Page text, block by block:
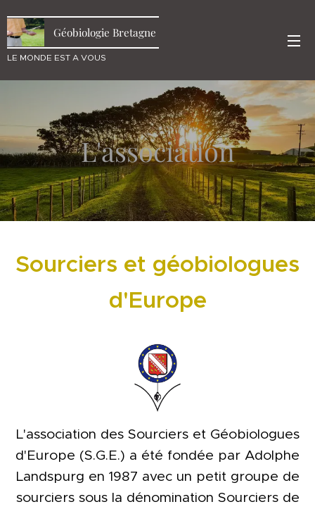
Géobiologie Bretagne
LE MONDE EST A VOUS
L'association
Sourciers et géobiologues
d'Europe
L'association des Sourciers et Géobiologues
d'Europe (S.G.E.) a été fondée par Adolphe
Landspurg en 1987 avec un petit groupe de
sourciers sous la dénomination Sourciers de